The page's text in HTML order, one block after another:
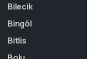
Bilecik
Bingöl
Bitlis